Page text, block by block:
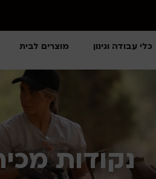
כלי עבודה וגינון מוצרים לבית
נקודות